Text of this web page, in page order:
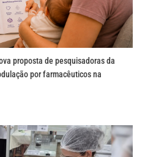
proposta de pesquisadoras da
por farmacêuticos na